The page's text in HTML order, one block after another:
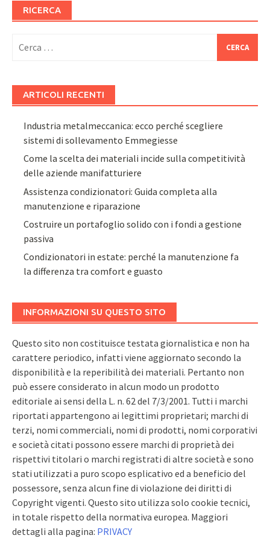
RICERCA
per:
ARTICOLI RECENTI
Industria metalmeccanica: ecco perché scegliere
sistemi di sollevamento Emmegiesse
Come la scelta dei materiali incide sulla competitività
delle aziende manifatturiere
Assistenza condizionatori: Guida completa alla
manutenzione e riparazione
Costruire un portafoglio solido con i fondi a gestione
passiva
Condizionatori in estate: perché la manutenzione fa
la differenza tra comfort e guasto
INFORMAZIONI SU QUESTO SITO
Questo sito non costituisce testata giornalistica e non ha
carattere periodico, infatti viene aggiornato secondo la
disponibilità e la reperibilità dei materiali. Pertanto non
può essere considerato in alcun modo un prodotto
editoriale ai sensi della L. n. 62 del 7/3/2001. Tutti i marchi
riportati appartengono ai legittimi proprietari; marchi di
terzi, nomi commerciali, nomi di prodotti, nomi corporativi
e società citati possono essere marchi di proprietà dei
rispettivi titolari o marchi registrati di altre società e sono
stati utilizzati a puro scopo esplicativo ed a beneficio del
possessore, senza alcun fine di violazione dei diritti di
Copyright vigenti. Questo sito utilizza solo cookie tecnici,
in totale rispetto della normativa europea. Maggiori
dettagli alla pagina: PRIVACY